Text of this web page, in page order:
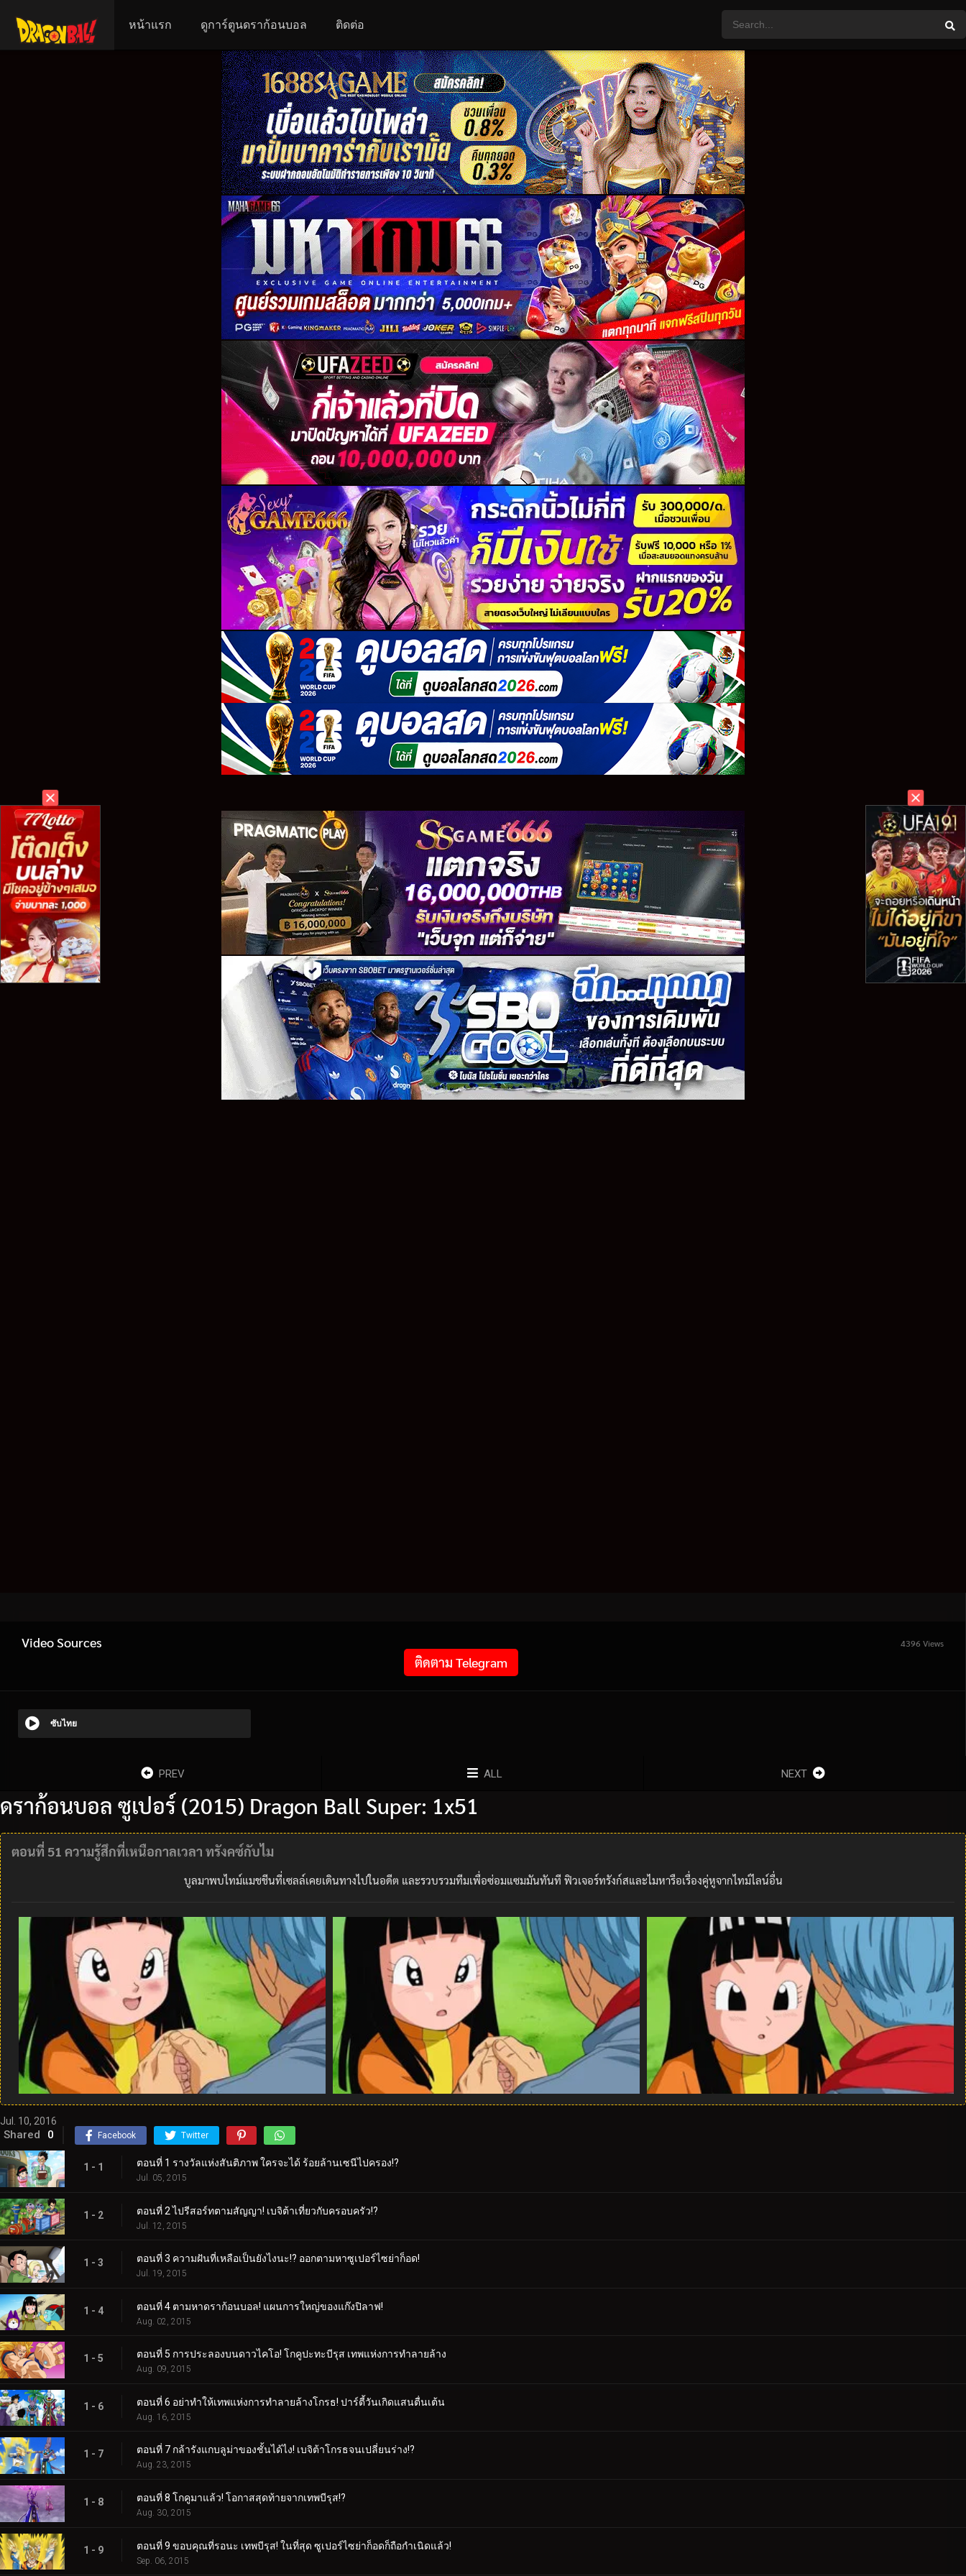
หน้าแรก ดูการ์ตูนดราก้อนบอล ติดต่อ
Video Sources 4396 Views
ติดตาม Telegram
ซับไทย
PREV ALL NEXT
ดราก้อนบอล ซูเปอร์ (2015) Dragon Ball Super: 1x51
ตอนที่ 51 ความรู้สึกที่เหนือกาลเวลา ทรังคซ์กับไม
บูลมาพบไทม์แมชชีนที่เซลล์เคยเดินทางไปในอดีต และรวบรวมทีมเพื่อซ่อมแซมมันทันที ฟิวเจอร์ทรังก์สและไมหารือเรื่องคู่หูจากไทม์ไลน์อื่น
Jul. 10, 2016
Shared 0 Facebook Twitter
1 - 1 ตอนที่ 1 รางวัลแห่งสันติภาพ ใครจะได้ ร้อยล้านเซนีไปครอง!?
Jul. 05, 2015
1 - 2 ตอนที่ 2 ไปรีสอร์ทตามสัญญา! เบจิต้าเที่ยวกับครอบครัว!?
Jul. 12, 2015
1 - 3 ตอนที่ 3 ความฝันที่เหลือเป็นยังไงนะ!? ออกตามหาซูเปอร์ไซย่าก็อด!
Jul. 19, 2015
1 - 4 ตอนที่ 4 ตามหาดราก้อนบอล! แผนการใหญ่ของแก๊งปิลาฟ!
Aug. 02, 2015
1 - 5 ตอนที่ 5 การประลองบนดาวไคโอ! โกคูปะทะบีรุส เทพแห่งการทำลายล้าง
Aug. 09, 2015
1 - 6 ตอนที่ 6 อย่าทำให้เทพแห่งการทำลายล้างโกรธ! ปาร์ตี้วันเกิดแสนตื่นเต้น
Aug. 16, 2015
1 - 7 ตอนที่ 7 กล้ารังแกบลูม่าของชั้นได้ไง! เบจิต้าโกรธจนเปลี่ยนร่าง!?
Aug. 23, 2015
1 - 8 ตอนที่ 8 โกคูมาแล้ว! โอกาสสุดท้ายจากเทพบีรุส!?
Aug. 30, 2015
1 - 9 ตอนที่ 9 ขอบคุณที่รอนะ เทพบีรุส! ในที่สุด ซูเปอร์ไซย่าก็อดก็ถือกำเนิดแล้ว!
Sep. 06, 2015